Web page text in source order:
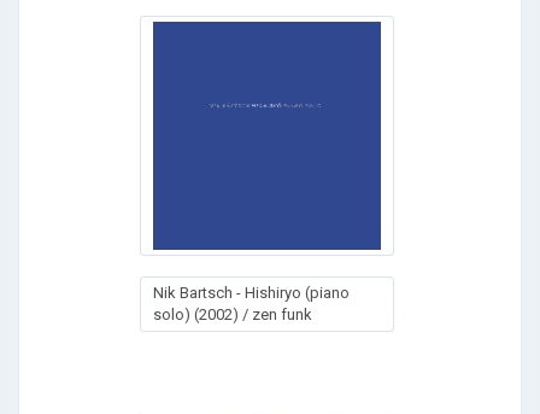
Nik Bartsch - Hishiryo (piano
solo) (2002) / zen funk